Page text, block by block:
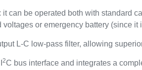
it can be operated both with standard
or emergency battery (since
L-C low-pass filter, allowing
2C bus interface and integrates a